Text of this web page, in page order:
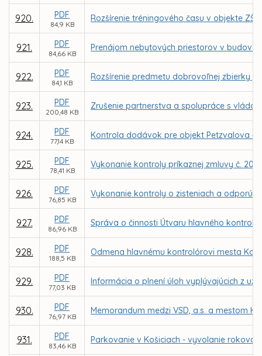
920. PDF
84,9 KB
Rozšírenie tréningového času v objekte
921. PDF
84,66 KB
Prenájom nebytových priestorov v budove
922. PDF
84,1 KB
Rozšírenie predmetu dobrovoľnej zbierky
923. PDF
200,48 KB
Zrušenie partnerstva a spolupráce s
924. PDF
77,14 KB
Kontrola dodávok pre objekt Petzvalova 4
925. PDF
78,41 KB
Vykonanie kontroly príkaznej zmluvy č.
926. PDF
76,85 KB
Vykonanie kontroly o zisteniach a
927. PDF
86,96 KB
Správa o činnosti Útvaru hlavného
928. PDF
188,5 KB
Odmena hlavnému kontrolórovi mesta
929. PDF
77,03 KB
Informácia o plnení úloh vyplývajúcich z
930. PDF
76,97 KB
Memorandum medzi VSD, a.s. a mestom
931. PDF
83,46 KB
Parkovanie v Košiciach - vyvolanie